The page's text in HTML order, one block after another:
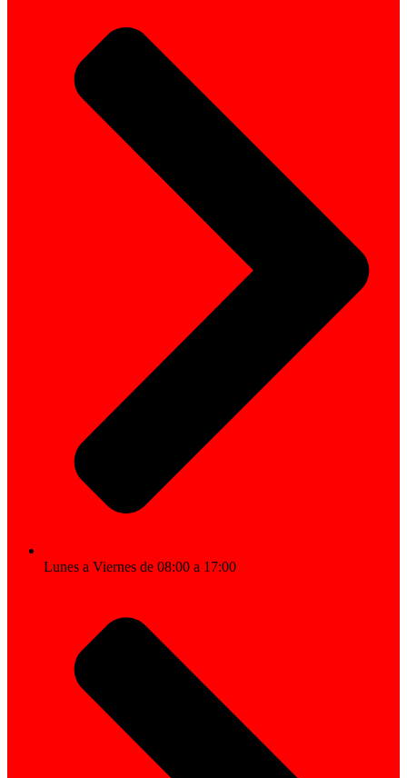
Lunes a Viernes de 08:00 a 17:00